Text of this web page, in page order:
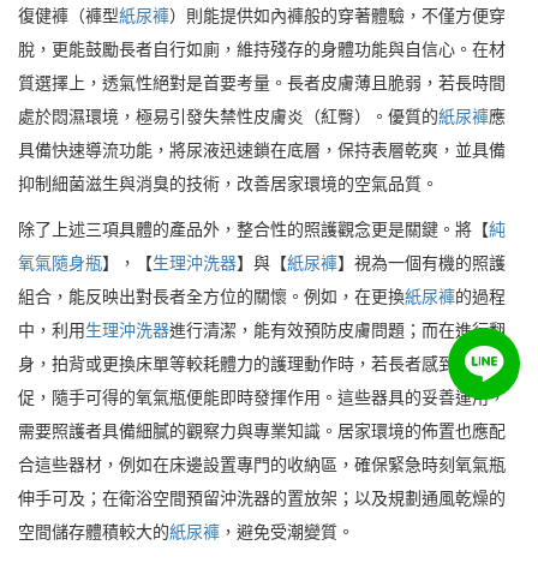
復健褲（褲型紙尿褲）則能提供如內褲般的穿著體驗，不僅方便穿
脫，更能鼓勵長者自行如廁，維持殘存的身體功能與自信心。在材
質選擇上，透氣性絕對是首要考量。長者皮膚薄且脆弱，若長時間
處於悶濕環境，極易引發失禁性皮膚炎（紅臀）。優質的紙尿褲應
具備快速導流功能，將尿液迅速鎖在底層，保持表層乾爽，並具備
抑制細菌滋生與消臭的技術，改善居家環境的空氣品質。
除了上述三項具體的產品外，整合性的照護觀念更是關鍵。將【純
氧氣隨身瓶】，【生理沖洗器】與【紙尿褲】視為一個有機的照護
組合，能反映出對長者全方位的關懷。例如，在更換紙尿褲的過程
中，利用生理沖洗器進行清潔，能有效預防皮膚問題；而在進行翻
身，拍背或更換床單等較耗體力的護理動作時，若長者感到呼吸急
促，隨手可得的氧氣瓶便能即時發揮作用。這些器具的妥善運用，
需要照護者具備細膩的觀察力與專業知識。居家環境的佈置也應配
合這些器材，例如在床邊設置專門的收納區，確保緊急時刻氧氣瓶
伸手可及；在衛浴空間預留沖洗器的置放架；以及規劃通風乾燥的
空間儲存體積較大的紙尿褲 ，避免受潮變質。